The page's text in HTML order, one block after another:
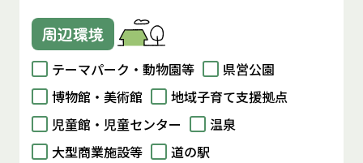
周辺環境
テーマパーク・動物園等
県営公園
博物館・美術館
地域子育て支援拠点
児童館・児童センター
温泉
大型商業施設等
道の駅